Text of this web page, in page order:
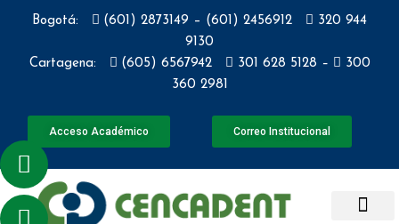
Bogotá: (601) 2873149 – (601) 2456912
320 944
9130
Cartagena:
(605) 6567942 301 628 5128 –
300
360 2981
Acceso Académico Correo Institucional